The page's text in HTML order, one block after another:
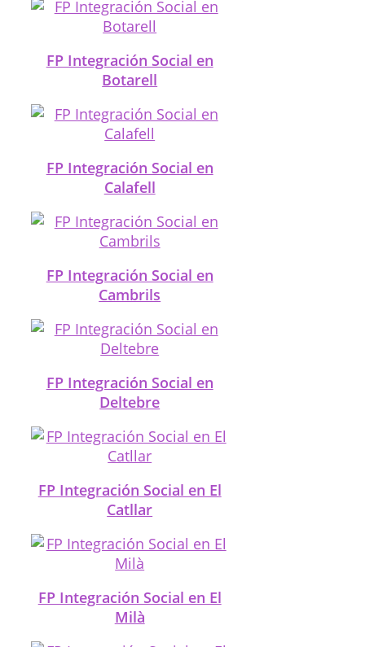
FP Integración Social en
Botarell
FP Integración Social en
Calafell
FP Integración Social en
Cambrils
FP Integración Social en
Deltebre
FP Integración Social en El
Catllar
FP Integración Social en El
Milà